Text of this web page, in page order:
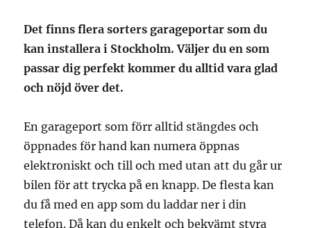
Det finns flera sorters garageportar som du
kan installera i Stockholm. Väljer du en som
passar dig perfekt kommer du alltid vara glad
och nöjd över det.
En garageport som förr alltid stängdes och
öppnades för hand kan numera öppnas
elektroniskt och till och med utan att du går ur
bilen för att trycka på en knapp. De flesta kan
du få med en app som du laddar ner i din
telefon. Då kan du enkelt och bekvämt styra